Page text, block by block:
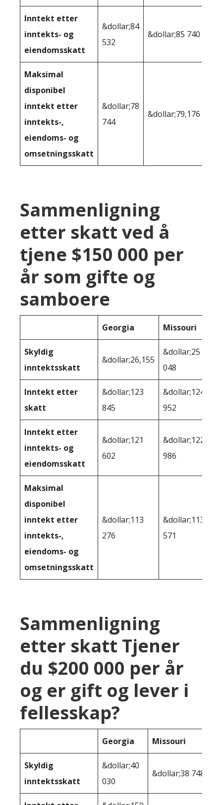
Inntekt etter
inntekts- og
eiendomsskatt
&dollar;84
532
&dollar;85 740
Maksimal
disponibel
inntekt etter
inntekts-,
eiendoms- og
omsetningsskatt
&dollar;78
744
&dollar;79,176
Sammenligning
etter skatt ved å
tjene $150 000 per
år som gifte og
samboere
Georgia Missouri
Skyldig
inntektsskatt
&dollar;26,155
&dollar;25
048
Inntekt etter
skatt
&dollar;123
845
&dollar;124
952
Inntekt etter
inntekts- og
eiendomsskatt
&dollar;121
602
&dollar;122
986
Maksimal
disponibel
inntekt etter
inntekts-,
eiendoms- og
omsetningsskatt
&dollar;113
276
&dollar;113
571
Sammenligning
etter skatt Tjener
du $200 000 per år
og er gift og lever i
fellesskap?
Georgia Missouri
Skyldig
inntektsskatt
&dollar;40
030
&dollar;38 748